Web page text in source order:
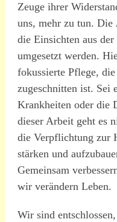
Zeuge ihrer
uns, mehr zu tun. Die
die Einsichten aus
umgesetzt werden.
fokussierte Pflege,
zugeschnitten ist. Sei
Krankheiten oder die
dieser Arbeit geht es
die Verpflichtung zur
stärken und
Gemeinsam
wir verändern Leben.
Wir sind entschlossen,